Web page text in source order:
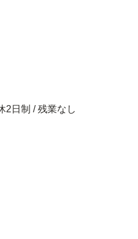
2日制 / 残業なし